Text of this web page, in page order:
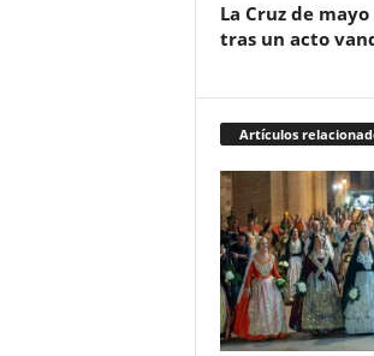
La Cruz de
tras un acto
Artículos